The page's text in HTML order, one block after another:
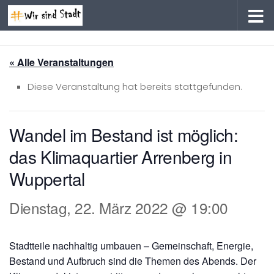
Zum Inhalt springen
« Alle Veranstaltungen
Diese Veranstaltung hat bereits stattgefunden.
Wandel im Bestand ist möglich:
das Klimaquartier Arrenberg in
Wuppertal
Dienstag, 22. März 2022 @ 19:00
Stadtteile nachhaltig umbauen – Gemeinschaft, Energie,
Bestand und Aufbruch sind die Themen des Abends. Der